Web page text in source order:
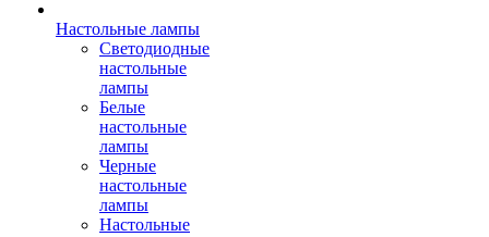
Настольные лампы
Светодиодные
настольные
лампы
Белые
настольные
лампы
Черные
настольные
лампы
Настольные